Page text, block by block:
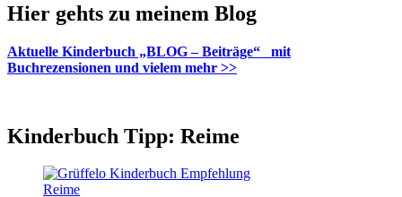
Hier gehts zu meinem Blog
Aktuelle Kinderbuch „BLOG – Beiträge“ mit
Buchrezensionen und vielem mehr >>
Kinderbuch Tipp: Reime